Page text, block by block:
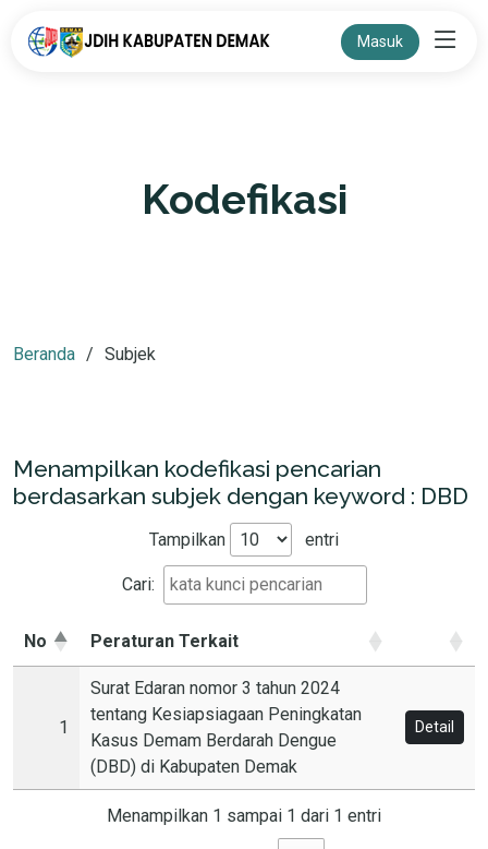
Masuk
Kodefikasi
Beranda Subjek
Menampilkan kodefikasi pencarian
berdasarkan subjek dengan keyword : DBD
Tampilkan entri
Cari:
No Peraturan Terkait
1
Surat Edaran nomor 3 tahun 2024
tentang Kesiapsiagaan Peningkatan
Kasus Demam Berdarah Dengue
(DBD) di Kabupaten Demak
Detail
Menampilkan 1 sampai 1 dari 1 entri